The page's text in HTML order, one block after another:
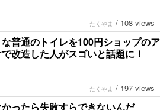
たくやま / 108 views
普通のトイレを100円ショップのア
改造した人がスゴいと話題に！
たくやま / 197 views
かったら失敗すらできないんだ